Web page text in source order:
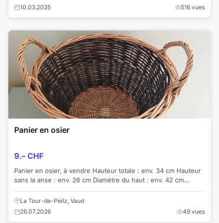
10.03.2025
516 vues
Panier en osier
9.– CHF
Panier en osier, à vendre Hauteur totale : env. 34 cm Hauteur
sans la anse : env. 26 cm Diamètre du haut : env. 42 cm
Diamètre base : env. 28 cm ...
La Tour-de-Peilz, Vaud
26.07.2026
49 vues